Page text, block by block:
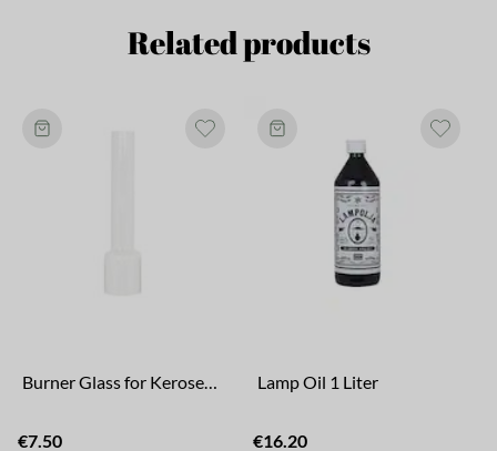
Related products
Burner Glass for Kerosene Lamp
€7.50
Lamp Oil 1 Liter
€16.20